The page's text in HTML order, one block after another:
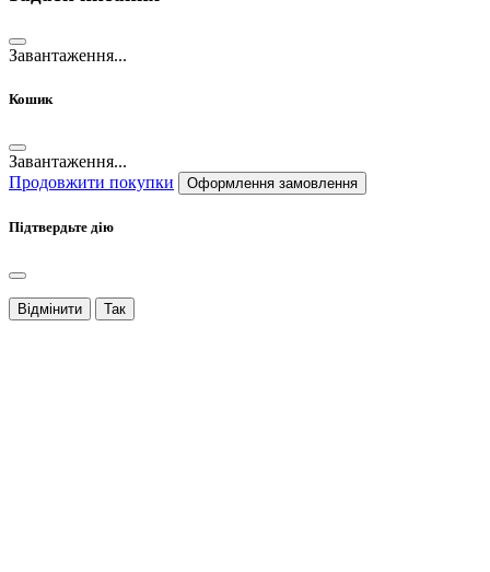
Завантаження...
Кошик
Завантаження...
Продовжити покупки
Оформлення замовлення
Підтвердьте дію
Відмінити Так